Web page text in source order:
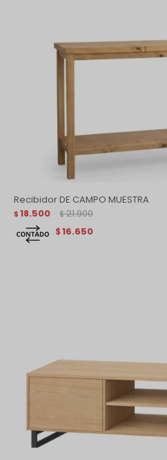
Recibidor DE CAMPO MUESTRA
$ 18.500 $ 21.900
$16.650